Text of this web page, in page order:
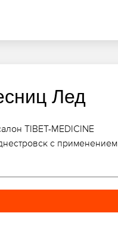
Лед
TIBET-MEDICINE
с применением